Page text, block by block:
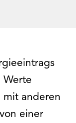
Werte
mit anderen
einer